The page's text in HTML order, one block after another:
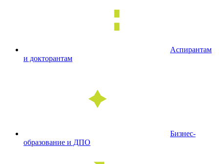
Аспирантам
и докторантам
Бизнес-
образование и ДПО